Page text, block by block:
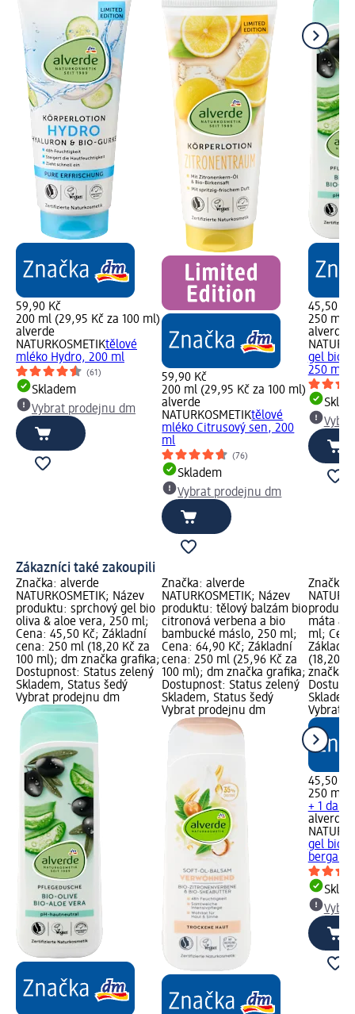
59,90 Kč
200 ml (29,95 Kč za 100 ml)
alverde
NATURKOSMETIKtělové
mléko Hydro, 200 ml
(61)
Skladem
Vybrat prodejnu dm
59,90 Kč
200 ml (29,95 Kč za 100 ml)
alverde
NATURKOSMETIKtělové
mléko Citrusový sen, 200
ml
(76)
Skladem
Vybrat prodejnu dm
45,50 Kč
250 ml
alverde
gel bio
250 ml
Zákazníci také zakoupili
Značka: alverde
NATURKOSMETIK; Název
produktu: sprchový gel bio
oliva & aloe vera, 250 ml;
Cena: 45,50 Kč; Základní
cena: 250 ml (18,20 Kč za
100 ml); dm značka grafika;
Dostupnost: Status zelený
Skladem, Status šedý
Vybrat prodejnu dm
Značka: alverde
NATURKOSMETIK; Název
produktu: tělový balzám bio
citronová verbena a bio
bambucké máslo, 250 ml;
Cena: 64,90 Kč; Základní
cena: 250 ml (25,96 Kč za
100 ml); dm značka grafika;
Dostupnost: Status zelený
Skladem, Status šedý
Vybrat prodejnu dm
Značka:
máta &
ml;
(18,20
značka
Vybrat
45,50 Kč
250 ml
+ 1 další
alverde
gel bio